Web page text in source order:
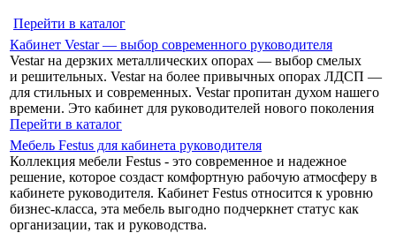
Перейти в каталог
Кабинет Vestar — выбор современного руководителя
Vestar на дерзких металлических опорах — выбор смелых
и решительных. Vestar на более привычных опорах ЛДСП —
для стильных и современных. Vestar пропитан духом нашего
времени. Это кабинет для руководителей нового поколения
Перейти в каталог
Мебель Festus для кабинета руководителя
Коллекция мебели Festus - это современное и надежное
решение, которое создаст комфортную рабочую атмосферу в
кабинете руководителя. Кабинет Festus относится к уровню
бизнес-класса, эта мебель выгодно подчеркнет статус как
организации, так и руководства.